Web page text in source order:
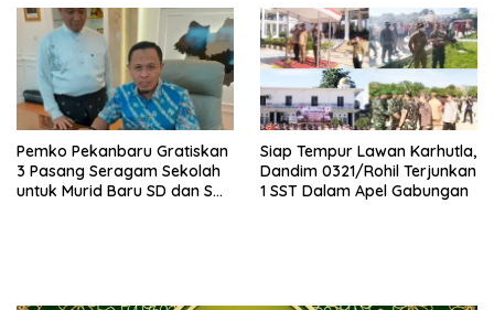
Pemko Pekanbaru Gratiskan
3 Pasang Seragam Sekolah
untuk Murid Baru SD dan SMP
Siap Tempur Lawan Karhutla,
Dandim 0321/Rohil Terjunkan
1 SST Dalam Apel Gabungan